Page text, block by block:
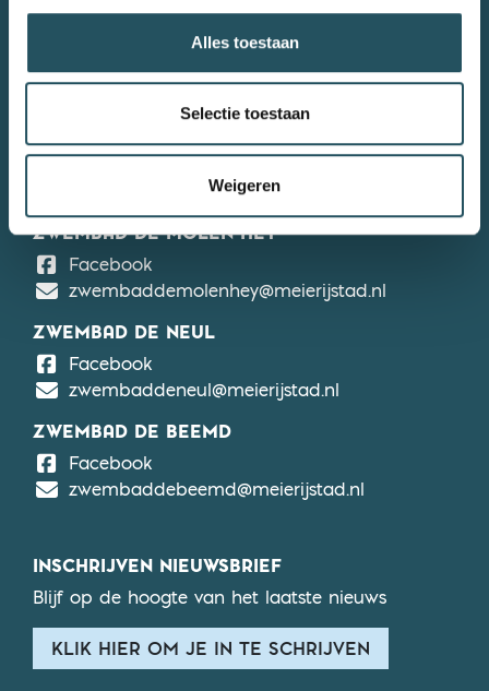
Alles toestaan
Selectie toestaan
Weigeren
Stuur ons een e-mail
Algemene voorwaarden
Gemeente Meierijstad
ZWEMBAD DE MOLEN HEY
FacebookDe Molen Hey
zwembaddemolenhey@meierijstad.nl
ZWEMBAD DE NEUL
FacebookDe Neul
zwembaddeneul@meierijstad.nl
ZWEMBAD DE BEEMD
FacebookDe Beemd
zwembaddebeemd@meierijstad.nl
INSCHRIJVEN NIEUWSBRIEF
Blijf op de hoogte van het laatste nieuws
KLIK HIER OM JE IN TE SCHRIJVEN